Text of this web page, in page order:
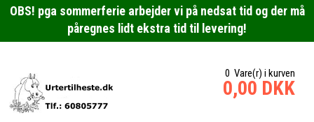
OBS! pga sommerferie arbejder vi på nedsat tid og der må
påregnes lidt ekstra tid til levering!
0 Vare(r) i kurven
0,00 DKK